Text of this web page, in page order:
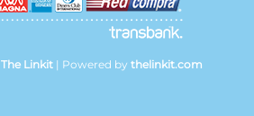
The Linkit| Powered by thelinkit.com